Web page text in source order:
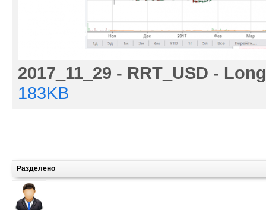
2017_11_29 - RRT_USD -
183KB
Разделено